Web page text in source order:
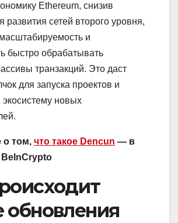
Ethereum, снизив
развития сетей второго уровня,
и
быстро обрабатывать
транзакций. Это даст
для запуска проектов и
экосистему новых
о том, что такое Dencun — в
обновления